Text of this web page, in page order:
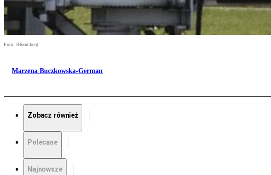
Foto: Bloomberg
Marzena Buczkowska-German
Zobacz również
Polecane
Najnowsze